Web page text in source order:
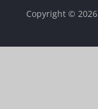
Copyright © 2026